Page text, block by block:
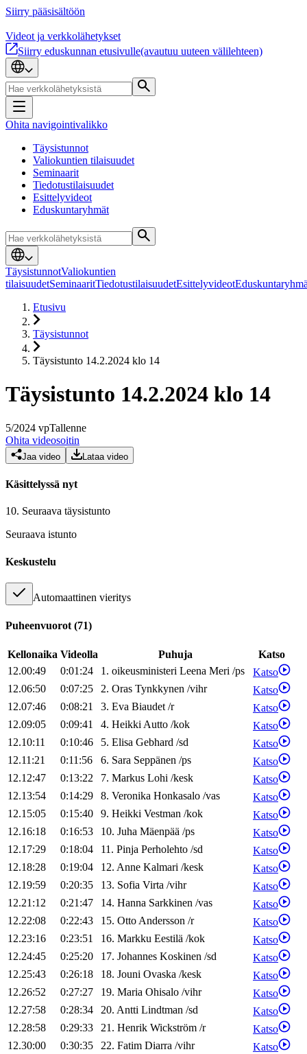
Siirry pääsisältöön
Videot ja verkkolähetykset
Siirry eduskunnan etusivulle(avautuu uuteen välilehteen)
Ohita navigointivalikko
Täysistunnot
Valiokuntien tilaisuudet
Seminaarit
Tiedotustilaisuudet
Esittelyvideot
Eduskuntaryhmät
TäysistunnotValiokuntien
tilaisuudetSeminaaritTiedotustilaisuudetEsittelyvideot
Etusivu
Täysistunnot
Täysistunto 14.2.2024 klo 14
Täysistunto 14.2.2024 klo 14
5/2024 vpTallenne
Ohita videosoitin
Jaa video Lataa video
Käsittelyssä nyt
10. Seuraava täysistunto
Seuraava istunto
Keskustelu
Automaattinen vieritys
Puheenvuorot (71)
Kellonaika Videolla Puhuja
Katso
12.00:49
0:01:24 1. oikeusministeri Leena Meri /ps
Katso
12.06:50
0:07:25 2. Oras Tynkkynen /vihr
Katso
12.07:46
0:08:21 3. Eva Biaudet/r
Katso
12.09:05
0:09:41 4. HeikkiAutto /kok
Katso
12.10:11
0:10:46 5. Elisa Gebhard /sd
Katso
12.11:21
0:11:56 6. Sara Seppänen /ps
Katso
12.12:47
0:13:22 7. Markus Lohi /kesk
Katso
12.13:54
0:14:29 8. Veronika Honkasalo /vas
Katso
12.15:05
0:15:40 9. Heikki Vestman /kok
Katso
12.16:18
0:16:53 10. Juha Mäenpää /ps
Katso
12.17:29
0:18:04 11. Pinja Perholehto /sd
Katso
12.18:28
0:19:04 12. Anne Kalmari /kesk
Katso
12.19:59
0:20:35 13. Sofia Virta /vihr
Katso
12.21:12
0:21:47 14. Hanna Sarkkinen /vas
Katso
12.22:08
0:22:43 15. OttoAndersson /r
Katso
12.23:16
0:23:51 16. Markku Eestilä /kok
Katso
12.24:45
0:25:20 17. Johannes Koskinen /sd
Katso
12.25:43
0:26:18 18. Jouni Ovaska /kesk
Katso
12.26:52
0:27:27 19. Maria Ohisalo /vihr
Katso
12.27:58
0:28:34 20. Antti Lindtman /sd
Katso
12.28:58
0:29:33 21. Henrik Wickström /r
Katso
12.30:00
0:30:35 22. Fatim Diarra /vihr
Katso